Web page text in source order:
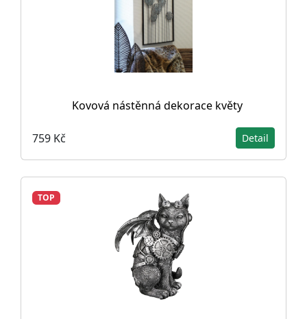
Kovová nástěnná dekorace květy
759 Kč Detail
TOP